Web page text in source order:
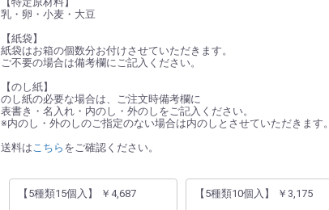
乳・卵・小麦・大豆
【紙袋】
紙袋はお箱の個数分お付けさせていただきます。
ご不要の場合は備考欄にご記入ください。
【のし紙】
のし紙の必要な場合は、ご注文時備考欄に
表書き・名入れ・内のし・外のしをご記入ください。
※内のし・外のしのご指定のない場合は内のしとさせていただきます。
送料は こちら をご確認ください。
【5種類15個入】 ￥4,687
【5種類10個入】 ￥3,175